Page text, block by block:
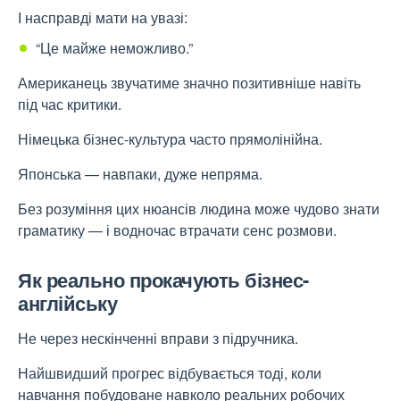
І насправді мати на увазі:
“Це майже неможливо.”
Американець звучатиме значно позитивніше навіть
під час критики.
Німецька бізнес-культура часто прямолінійна.
Японська — навпаки, дуже непряма.
Без розуміння цих нюансів людина може чудово знати
граматику — і водночас втрачати сенс розмови.
Як реально прокачують бізнес-
англійську
Не через нескінченні вправи з підручника.
Найшвидший прогрес відбувається тоді, коли
навчання побудоване навколо реальних робочих